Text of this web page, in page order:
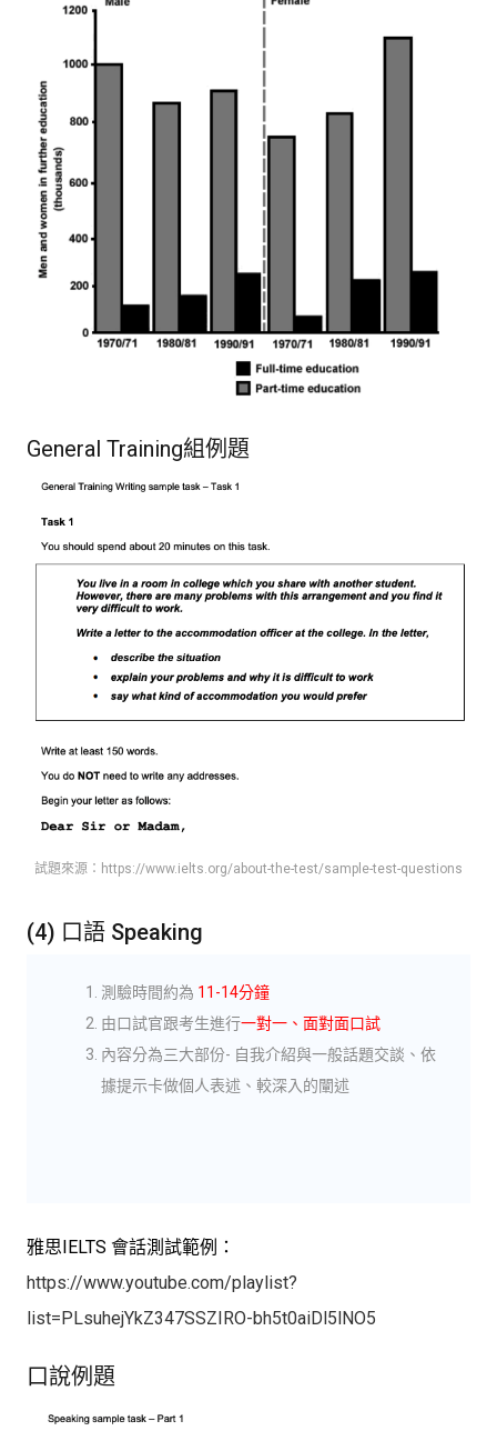
General Training組例題
試題來源：https://www.ielts.org/about-the-test/sample-test-questions
(4) 口語 Speaking
測驗時間約為 11-14分鐘
由口試官跟考生進行一對一、面對面口試
內容分為三大部份- 自我介紹與一般話題交談、 依
據提示卡做個人表述、 較深入的闡述
雅思IELTS 會話測試範例：
https://www.youtube.com/playlist?
list=PLsuhejYkZ347SSZIRO-bh5t0aiDl5lNO5
口說例題